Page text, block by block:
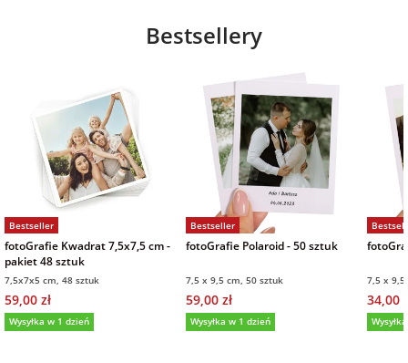
na wieczór
panieński
na wieczór
kawalerski
Bestsellery
Bestseller
fotoGrafie Kwadrat 7,5x7,5 cm -
pakiet 48 sztuk
7,5x7x5 cm, 48 sztuk
59,00 zł
Wysyłka w 1 dzień
Bestseller
fotoGrafie Polaroid - 50 sztuk
7,5 x 9,5 cm, 50 sztuk
59,00 zł
Wysyłka w 1 dzień
7,5 x
34,00